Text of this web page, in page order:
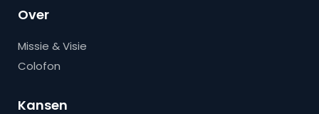
Over
Missie & Visie
Colofon
Kansen